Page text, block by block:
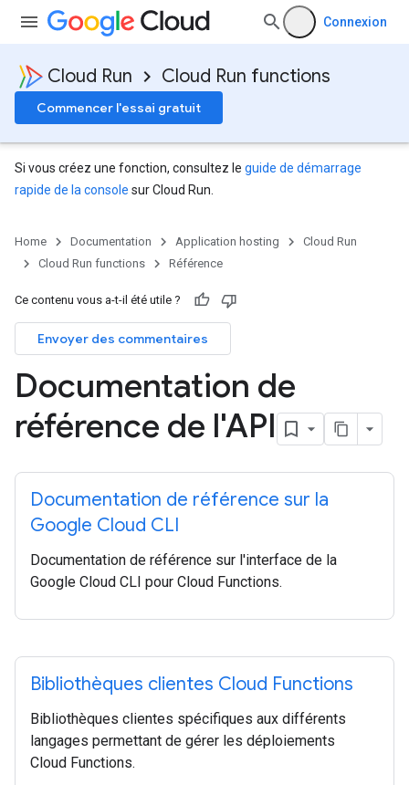
Connexion
Cloud Run Cloud Run functions
Commencer l'essai gratuit
Si vous créez une fonction, consultez le guide de démarrage
rapide de la console sur Cloud Run.
Home Documentation Application hosting
Cloud Run
Cloud Run functions
Référence
Ce contenu vous a-t-il été utile ?
Envoyer des commentaires
Documentation de
référence de l'API
Documentation de référence sur la
Google Cloud CLI
Documentation de référence sur l'interface de la
Google Cloud CLI pour Cloud Functions.
Bibliothèques clientes Cloud Functions
Bibliothèques clientes spécifiques aux différents
langages permettant de gérer les déploiements
Cloud Functions.